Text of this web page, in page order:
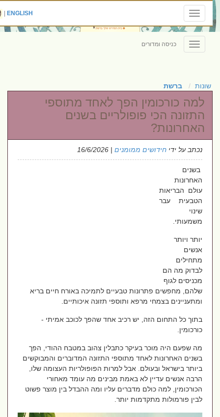
Toggle
navigation
ENGLISH
|
Toggle
navigation
כניסה ומדורים
שונות ברשת
למה כורכומין הפך לאחד מתוספי
התזונה הכי פופולריים בשנים
האחרונות?
נכתב על ידיחידושים ממומנים| 16/6/2026
בשנים
האחרונות
עולם הבריאות
הטבעית עבר
שינוי
משמעותי.
יותר ויותר
אנשים
מתחילים
לבדוק מה הם
מכניסים לגוף
שלהם, מחפשים פתרונות טבעיים לתמיכה באורח חיים בריא
ומתעניינים בצמחי מרפא ותוספי תזונה איכותיים.
בתוך כל התחום הזה, יש רכיב אחד שהפך לכוכב אמיתי -
כורכומין.
מה שפעם היה מוכר בעיקר כתבלין צהוב במטבח ההודי, הפך
בשנים האחרונות לאחד מתוספי התזונה המדוברים והמבוקשים
ביותר בישראל ובעולם. אבל למרות הפופולריות העצומה שלו,
הרבה אנשים עדיין לא באמת מבינים מה עומד מאחורי
הכורכומין, למה כולם מדברים עליו ומה ההבדל בין מוצר פשוט
לבין פורמולות מתקדמות יותר.